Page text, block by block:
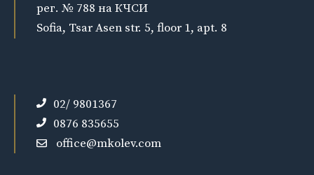
рег. № 788 на КЧСИ
Sofia, Tsar Asen str. 5, floor 1, apt. 8
02/ 9801367
0876 835655
office@mkolev.com